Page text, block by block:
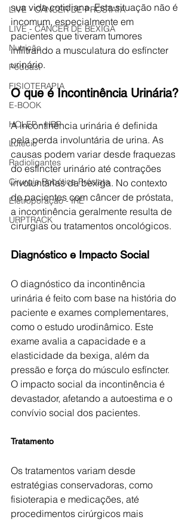
LIVE - CÂNCER DE PRÓSTATA
LIVE - CÂNCER DE BEXIGA
Nutrição
Podcast
FISIOTERAPIA
E-BOOK
HOLEP - HBP
Lutécio
Radioligantes
Cirurgia Robótica Próstata
Eletroporação - IRE
URPTRACK
sua vida cotidiana. Esta situação não é
incomum, especialmente em
pacientes que tiveram tumores
infiltrando a musculatura do esfíncter
urinário.
O que é Incontinência Urinária?
A incontinência urinária é definida
pela perda involuntária de urina. As
causas podem variar desde fraquezas
do esfíncter urinário até contrações
involuntárias da bexiga. No contexto
de pacientes com câncer de próstata,
a incontinência geralmente resulta de
cirurgias ou tratamentos oncológicos.
Diagnóstico e Impacto Social
O diagnóstico da incontinência
urinária é feito com base na história do
paciente e exames complementares,
como o estudo urodinâmico. Este
exame avalia a capacidade e a
elasticidade da bexiga, além da
pressão e força do músculo esfíncter.
O impacto social da incontinência é
devastador, afetando a autoestima e o
convívio social dos pacientes.
Tratamento
Os tratamentos variam desde
estratégias conservadoras, como
fisioterapia e medicações, até
procedimentos cirúrgicos mais